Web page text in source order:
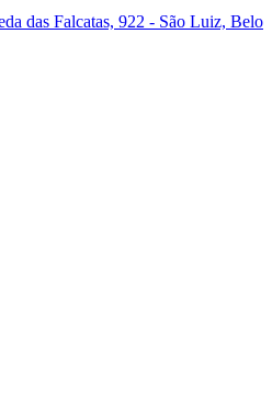
das Falcatas, 922 - São Luiz, Belo